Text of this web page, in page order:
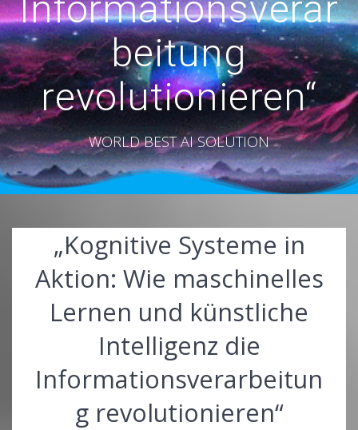
beitung
revolutionieren“
WORLD BEST AI SOLUTION
„Kognitive Systeme in
Aktion: Wie maschinelles
Lernen und künstliche
Intelligenz die
Informationsverarbeitun
g revolutionieren“